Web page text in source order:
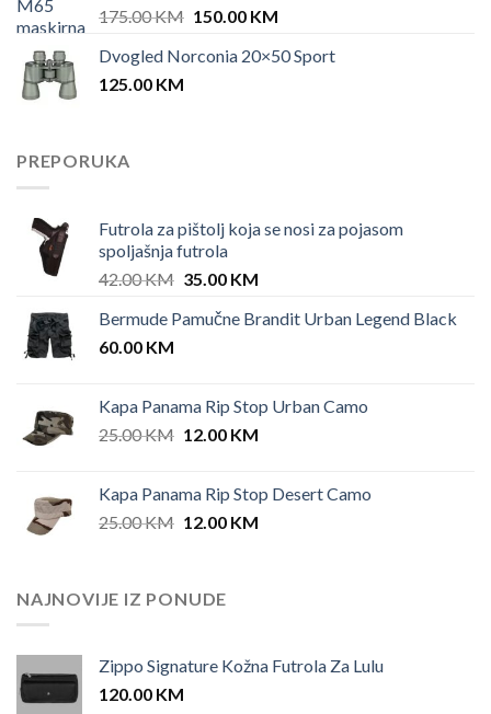
175.00KM Original
was:
150.00 KMCurrent
is:
Dvogled Norconia 20×50 Sport
125.00 KM
PREPORUKA
Futrola za pištolj koja se nosi za pojasom
spoljašnja futrola
42.00KM Original
was:
35.00 KMCurrent
is:
Bermude Pamučne Brandit Urban Legend Black
60.00 KM
Kapa Panama Rip Stop Urban Camo
25.00KM Original
25.00 KM.
12.00 KMCurrent
12.00 KM.
Kapa Panama Rip Stop Desert Camo
25.00KM Original
25.00 KM.
12.00 KMCurrent
NAJNOVIJE IZ PONUDE
Zippo Signature Kožna Futrola Za Lulu
120.00 KM